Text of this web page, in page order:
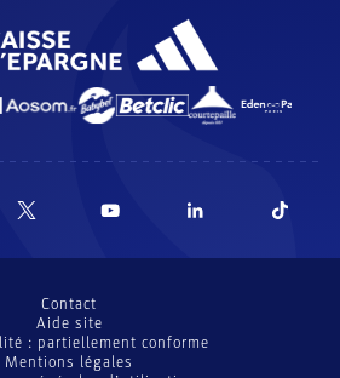
Contact
Aide site
: partiellement conforme
Mentions légales